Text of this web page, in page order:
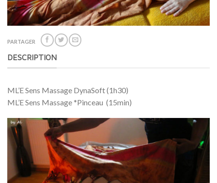
PARTAGER
DESCRIPTION
ML’E Sens Massage DynaSoft (1h30)
ML’E Sens Massage *Pinceau (15min)